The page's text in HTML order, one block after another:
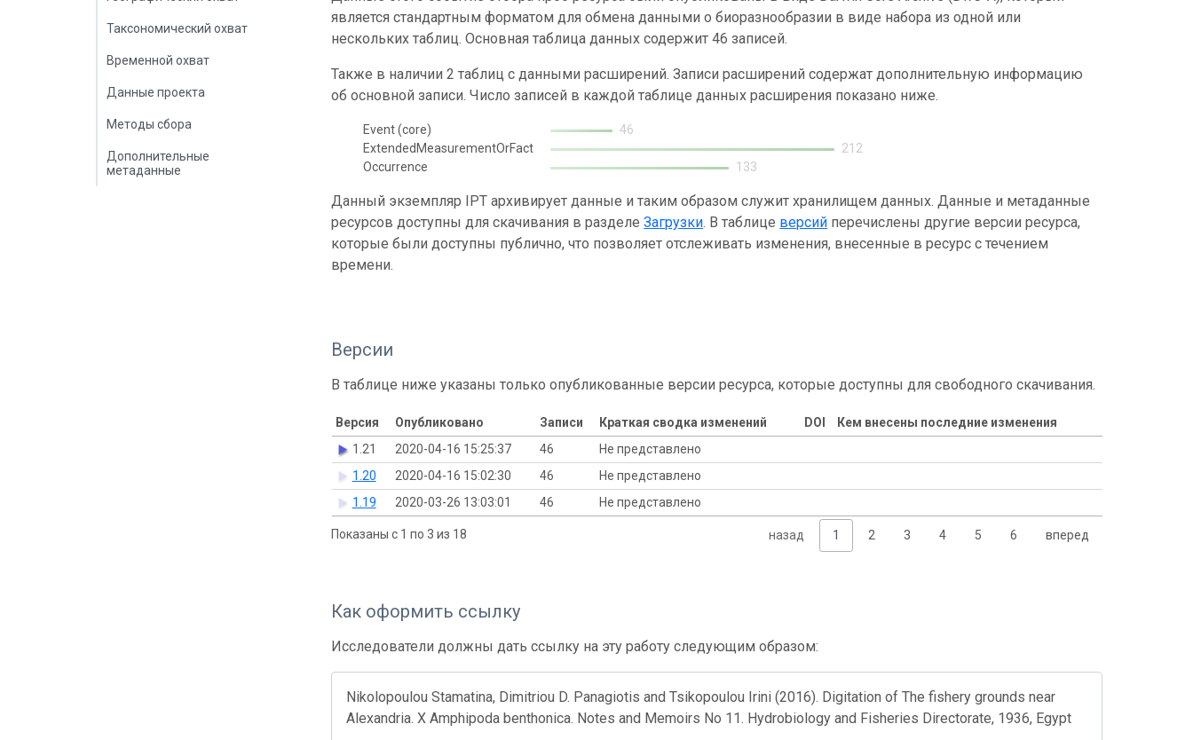
Таксономический охват
Временной охват
Данные проекта
Методы сбора
Дополнительные
метаданные
является стандартным форматом для обмена данными о биоразнообразии в виде набора из одной или
нескольких таблиц. Основная таблица данных содержит 46 записей.
Также в наличии 2 таблиц с данными расширений. Записи расширений содержат дополнительную информацию
об основной записи. Число записей в каждой таблице данных расширения показано ниже.
Event (core)
46
ExtendedMeasurementOrFact
212
Occurrence
133
Данный экземпляр IPT архивирует данные и таким образом служит хранилищем данных. Данные и метаданные
ресурсов доступны для скачивания в разделеЗагрузки. В таблице версий перечислены другие версии ресурса,
которые были доступны публично, что позволяет отслеживать изменения, внесенные в ресурс с течением
времени.
Версии
В таблице ниже указаны только опубликованные версии ресурса, которые доступны для свободного скачивания.
Версия Опубликовано Записи Краткая сводка изменений DOI
Кем внесены последние изменения
1.21
2020-04-16 15:25:37 46
Не представлено
1.20
2020-04-16 15:02:30 46
Не представлено
1.19
2020-03-26 13:03:01 46 Не представлено
Показаны с 1 по 3 из 18 назад 1 2 3 4 5 6 вперед
Как оформить ссылку
Исследователи должны дать ссылку на эту работу следующим образом:
Nikolopoulou Stamatina, Dimitriou D. Panagiotis and Tsikopoulou Irini (2016). Digitation of The fishery grounds near
Alexandria. X Amphipoda benthonica. Notes and Memoirs No 11. Hydrobiology and Fisheries Directorate, 1936, Egypt